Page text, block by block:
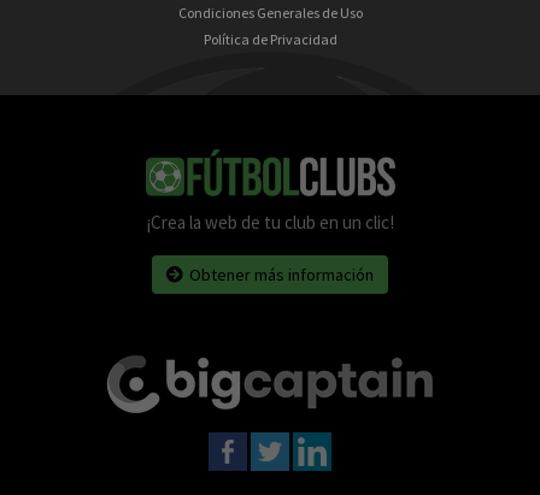
Condiciones Generales de Uso
Política de Privacidad
¡Crea la web de tu club en un clic!
Obtener más información